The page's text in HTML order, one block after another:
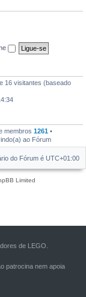
16 visitantes (baseado
membros 1261 •
ao Fórum
do Fórum é UTC+01:00
Limited
de LEGO.
patrocina nem apoia